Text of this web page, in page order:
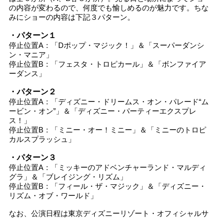
の内容が変わるので、何度でも愉しめるのが魅力です。ちな
みにショーの内容は下記３パターン。
・パターン１
停止位置A：「Dポップ・マジック！」＆「スーパーダンシ
ン・マニア」
停止位置B：「フェスタ・トロピカール」＆「ボンファイア
ーダンス」
・パターン２
停止位置A：「ディズニー・ドリームス・オン・パレード“ム
ービン・オン”」＆「ディズニー・パーティーエクスプレ
ス！」
停止位置B：「ミニー・オー！ミニー」＆「ミニーのトロピ
カルスプラッシュ」
・パターン３
停止位置A：「ミッキーのアドベンチャーランド・マルディ
グラ」＆「ブレイジング・リズム」
停止位置B：「フィール・ザ・マジック」＆「ディズニー・
リズム・オブ・ワールド」
なお、公演日程は東京ディズニーリゾート・オフィシャルサ